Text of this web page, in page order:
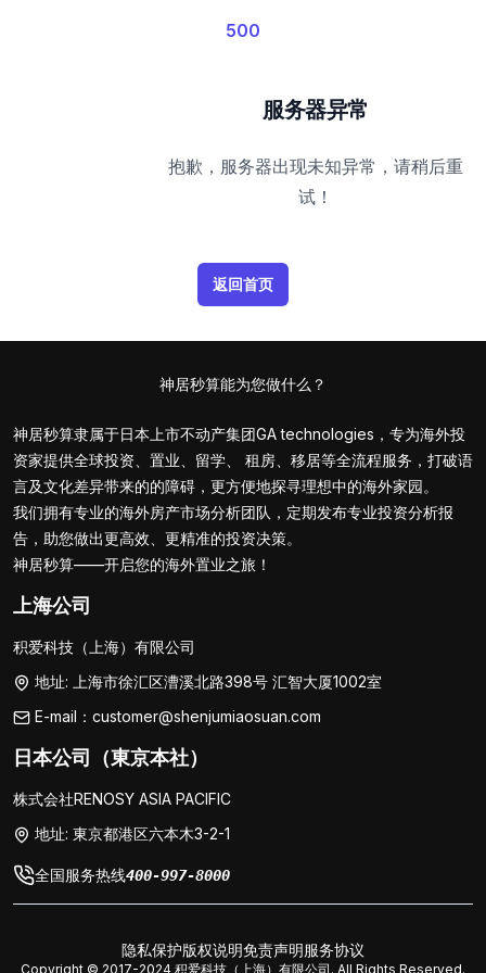
500
服务器异常
抱歉，服务器出现未知异常，请稍后重
试！
返回首页
神居秒算能为您做什么？
神居秒算隶属于日本上市不动产集团GA technologies，专为海外投
资家提供全球投资、置业、留学、 租房、移居等全流程服务，打破语
言及文化差异带来的的障碍，更方便地探寻理想中的海外家园。
我们拥有专业的海外房产市场分析团队，定期发布专业投资分析报
告，助您做出更高效、更精准的投资决策。
神居秒算——开启您的海外置业之旅！
上海公司
积爱科技（上海）有限公司
地址: 上海市徐汇区漕溪北路398号 汇智大厦1002室
E-mail：customer@shenjumiaosuan.com
日本公司（東京本社）
株式会社RENOSY ASIA PACIFIC
地址: 東京都港区六本木3-2-1
全国服务热线400-997-8000
隐私保护版权说明免责声明服务协议
Copyright © 2017-2024 积爱科技（上海）有限公司. All Rights Reserved.